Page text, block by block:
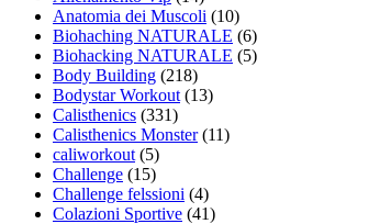
Anatomia dei Muscoli (10)
Biohaching NATURALE (6)
Biohacking NATURALE (5)
Body Building (218)
Bodystar Workout(13)
Calisthenics (331)
Calisthenics Monster(11)
caliworkout(5)
Challenge (15)
Challenge felssioni (4)
Colazioni Sportive (41)